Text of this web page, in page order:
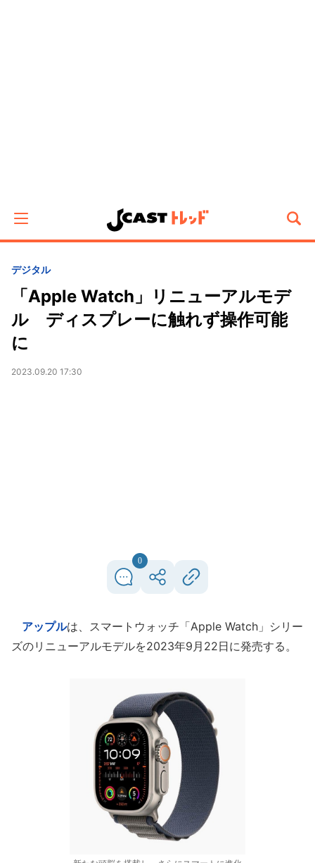
デジタル
「Apple Watch」リニューアルモデ
ル ディスプレーに触れず操作可能
に
2023.09.20 17:30
0
アップルは、スマートウォッチ「Apple Watch」シリー
ズのリニューアルモデルを2023年9月22日に発売する。